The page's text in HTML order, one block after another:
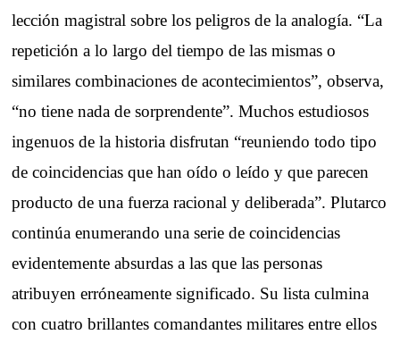
lección magistral sobre los peligros de la analogía. “La
repetición a lo largo del tiempo de las mismas o
similares combinaciones de acontecimientos”, observa,
“no tiene nada de sorprendente”. Muchos estudiosos
ingenuos de la historia disfrutan “reuniendo todo tipo
de coincidencias que han oído o leído y que parecen
producto de una fuerza racional y deliberada”. Plutarco
continúa enumerando una serie de coincidencias
evidentemente absurdas a las que las personas
atribuyen erróneamente significado. Su lista culmina
con cuatro brillantes comandantes militares entre ellos